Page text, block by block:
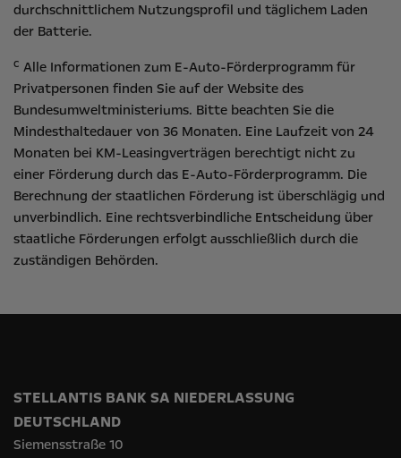
durchschnittlichem Nutzungsprofil und täglichem Laden
der Batterie.
c Alle Informationen zum E-Auto-Förderprogramm für
Privatpersonen finden Sie auf der Website des
Bundesumweltministeriums. Bitte beachten Sie die
Mindesthaltedauer von 36 Monaten. Eine Laufzeit von 24
Monaten bei KM-Leasingverträgen berechtigt nicht zu
einer Förderung durch das E-Auto-Förderprogramm. Die
Berechnung der staatlichen Förderung ist überschlägig und
unverbindlich. Eine rechtsverbindliche Entscheidung über
staatliche Förderungen erfolgt ausschließlich durch die
zuständigen Behörden.
STELLANTIS BANK SA NIEDERLASSUNG
DEUTSCHLAND
Siemensstraße 10